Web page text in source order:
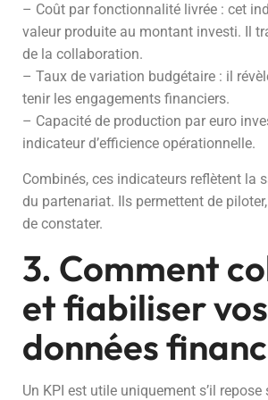
– Coût par fonctionnalité livrée : cet
valeur produite au montant investi. Il
de la collaboration.
– Taux de variation budgétaire : il
tenir les engagements financiers.
– Capacité de production par euro
indicateur d’efficience opérationnelle.
Combinés, ces indicateurs reflètent la
du partenariat. Ils permettent de
de constater.
3. Comment
et fiabiliser vos
données
Un KPI est utile uniquement s’il